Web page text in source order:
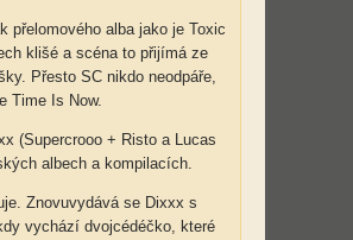
přelomového alba jako je Toxic
klišé a scéna to přijímá ze
Přesto SC nikdo neodpáře,
Time Is Now.
(Supercrooo + Risto a Lucas
albech a kompilacích.
Znovuvydává se Dixxx s
vychází dvojcédéčko, které